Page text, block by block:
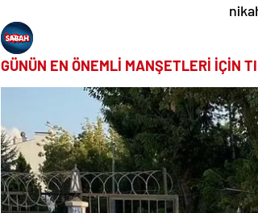
GÜNÜN EN ÖNEMLİ MANŞETLERİ İÇİN